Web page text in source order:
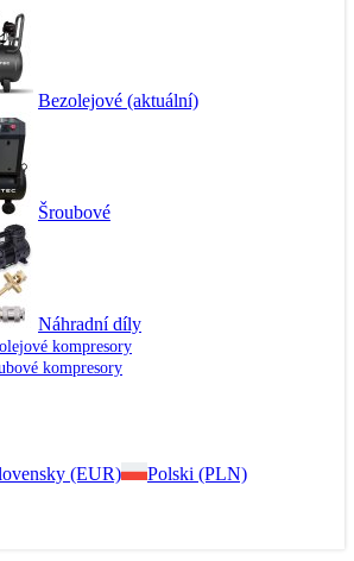
Bezolejové (aktuální)
Šroubové
Náhradní díly
kompresory
kompresory
(EUR)
Polski (PLN)